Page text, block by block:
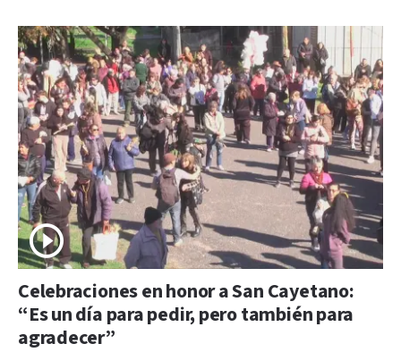
Celebraciones en honor a San Cayetano:
“Es un día para pedir, pero también para
agradecer”